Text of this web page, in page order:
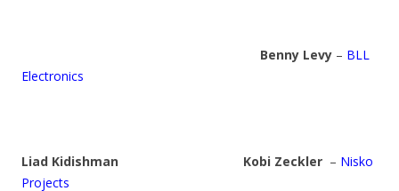
Benny Levy – BLL
Electronics
Liad Kidishman Kobi Zeckler – Nisko
Projects